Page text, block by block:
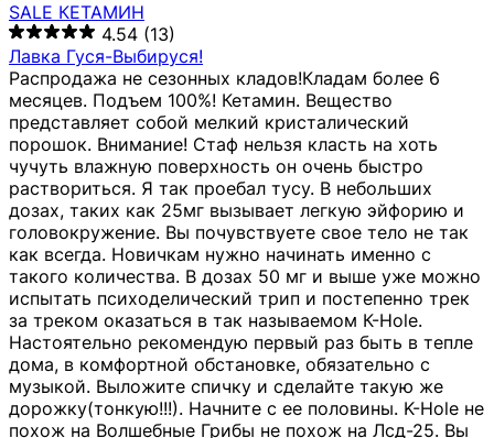
SALE КЕТАМИН
4.54 (13)
Лавка Гуся-Выбируся!
Распродажа не сезонных кладов!Кладам более 6
месяцев. Подъем 100%! Кетамин. Вещество
представляет собой мелкий кристалический
порошок. Внимание! Стаф нельзя класть на хоть
чучуть влажную поверхность он очень быстро
раствориться. Я так проебал тусу. В небольших
дозах, таких как 25мг вызывает легкую эйфорию и
головокружение. Вы почувствуете свое тело не так
как всегда. Новичкам нужно начинать именно с
такого количества. В дозах 50 мг и выше уже можно
испытать психоделический трип и постепенно трек
за треком оказаться в так называемом К-Hole.
Настоятельно рекомендую первый раз быть в тепле
дома, в комфортной обстановке, обязательно с
музыкой. Выложите спичку и сделайте такую же
дорожку(тонкую!!!). Начните с ее половины. K-Hole не
похож на Волшебные Грибы не похож на Лсд-25. Вы